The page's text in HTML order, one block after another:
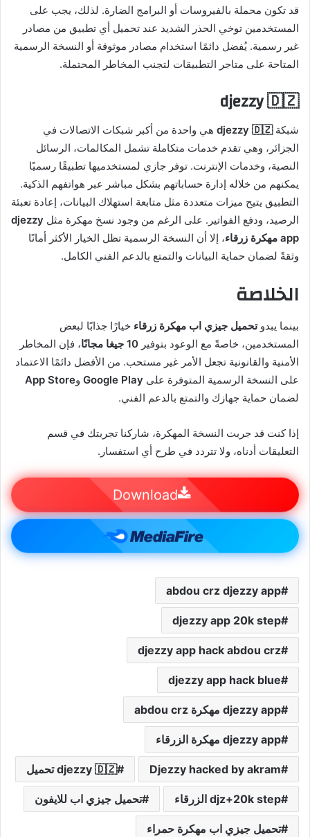
قد تكون محملة بالفيروسات أو البرامج الضارة. لذلك، يجب على
المستخدمين توخي الحذر الشديد عند تحميل أي تطبيق من مصادر
غير رسمية. يُفضل دائمًا استخدام مصادر موثوقة أو النسخة الرسمية
المتاحة على متاجر التطبيقات لتجنب المخاطر المحتملة.
djezzy 🇩🇿
شبكةdjezzy 🇩🇿 هي واحدة من أكبر شبكات الاتصالات في
الجزائر، وهي تقدم خدمات متكاملة تشمل المكالمات، الرسائل
النصية، وخدمات الإنترنت. توفر جازي لمستخدميها تطبيقًا رسميًا
يمكنهم من خلاله إدارة حساباتهم بشكل مباشر عبر هواتفهم الذكية.
التطبيق يتيح ميزات متعددة مثل متابعة استهلاك البيانات، إعادة تعبئة
الرصيد، ودفع الفواتير. على الرغم من وجود نسخ مهكرة مثل djezzy
app مهكرة زرقاء
، إلا أن النسخة الرسمية تظل الخيار الأكثر أمانًا
وثقةً لضمان حماية البيانات والتمتع بالدعم الفني الكامل.
الخلاصة
بينما يبدوتحميل جيزي اب مهكرة زرقاء خيارًا جذابًا لبعض
المستخدمين، خاصةً مع الوعود بتوفير 10 جيغا مجانًا
، فإن المخاطر
الأمنية والقانونية تجعل الأمر غير مستحب. من الأفضل دائمًا الاعتماد
على النسخة الرسمية المتوفرة على Google Play وApp Store
لضمان حماية جهازك والتمتع بالدعم الفني.
إذا كنت قد جربت النسخة المهكرة، شاركنا تجربتك في قسم
التعليقات أدناه، ولا تتردد في طرح أي استفسار.
Download
abdou crz djezzy app
djezzy app 20k step
djezzy app hack abdou crz
djezzy app hack blue
djezzy app مهكرة abdou crz
djezzy app مهكرة الزرقاء
Djezzy hacked by akram djezzy 🇩🇿 تحميل
djz+20k step الزرقاء تحميل جيزي اب للايفون
تحميل جيزي اب مهكرة حمراء